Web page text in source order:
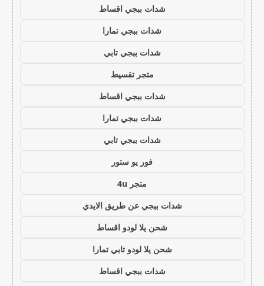
شدات ببجي اقساط
شدات ببجي تمارا
شدات ببجي تابي
متجر تقسيط
شدات ببجي اقساط
شدات ببجي تمارا
شدات ببجي تابي
فور يو ستور
متجر 4u
شدات ببجي عن طريق الايدي
شحن يلا لودو اقساط
شحن يلا لودو تابي تمارا
شدات ببجي اقساط